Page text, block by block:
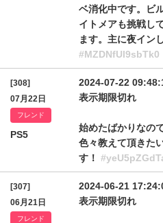
ベ消化中です。ビ
イトメアも挑戦し
ます。主に夜イン
#MZDNfUl9sbTk0
[308]
07月22日
フレンド
PS5
2024-07-22
表示期限切れ
始めたばかりなの
色々教えて頂きた
す！
[307]
06月21日
フレンド
2024-06-21
表示期限切れ